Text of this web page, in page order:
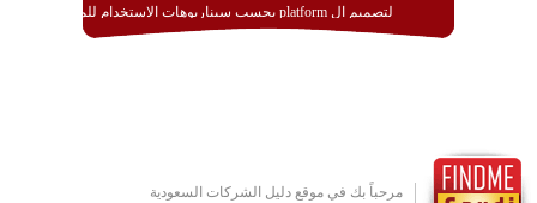
لتصميم ال platform بحسب سيناريوهات الاستخدام للمنصة
وتتوافق مع النشر والاستثمار ضمن بيئة استضافة dedicated
http://www.plutosms.com/zagel
مرحباً بك في موقع دليل الشركات السعودية